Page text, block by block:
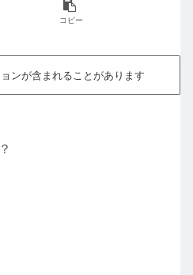
コピー
ンが含まれることがあります